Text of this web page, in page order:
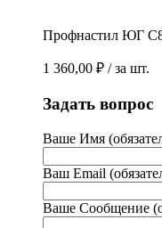
Профнастил ЮГ
1 360,00 ₽ / за шт.
Задать вопрос
Ваше Имя
Ваш Email
Ваше Сообщение